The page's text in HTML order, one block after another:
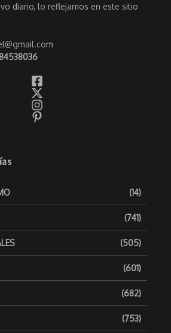
diario, lo reflejamos en este sitio
(14)
(741)
(505)
(601)
(682)
(753)